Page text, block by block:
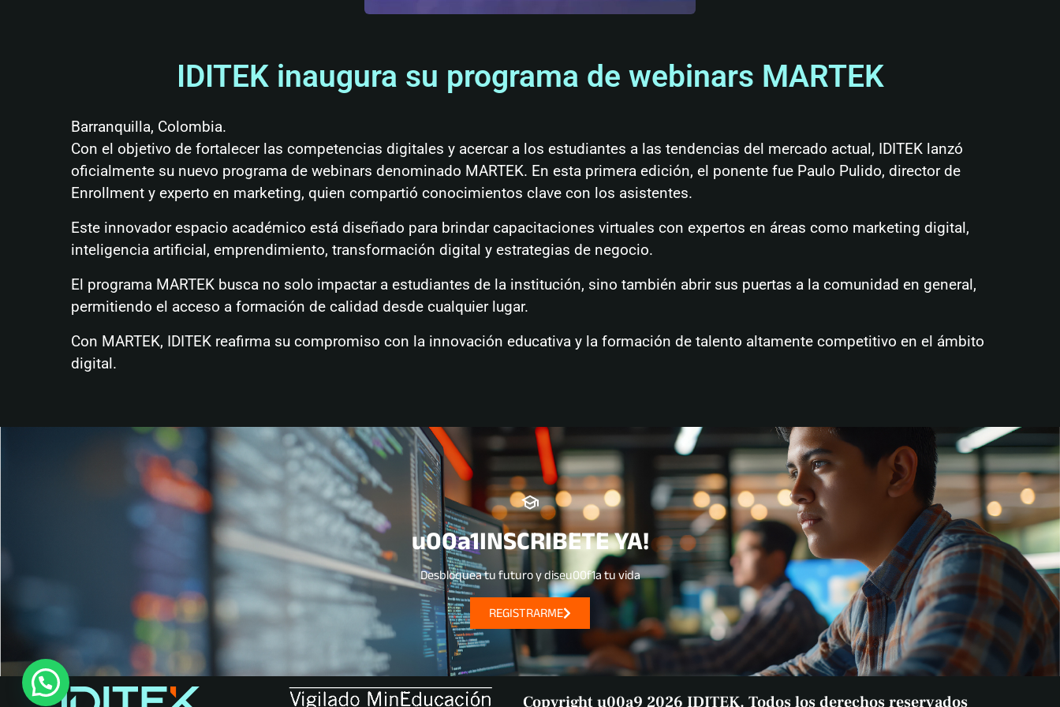
IDITEK inaugura su programa de webinars MARTEK
Barranquilla, Colombia.
Con el objetivo de fortalecer las competencias digitales y acercar a los estudiantes a las tendencias del mercado actual, IDITEK lanzó
oficialmente su nuevo programa de webinars denominado MARTEK. En esta primera edición, el ponente fue Paulo Pulido, director de
Enrollment y experto en marketing, quien compartió conocimientos clave con los asistentes.
Este innovador espacio académico está diseñado para brindar capacitaciones virtuales con expertos en áreas como marketing digital,
inteligencia artificial, emprendimiento, transformación digital y estrategias de negocio.
El programa MARTEK busca no solo impactar a estudiantes de la institución, sino también abrir sus puertas a la comunidad en general,
permitiendo el acceso a formación de calidad desde cualquier lugar.
Con MARTEK, IDITEK reafirma su compromiso con la innovación educativa y la formación de talento altamente competitivo en el ámbito
digital.
u00a1INSCRIBETE YA!
Desbloquea tu futuro y diseu00f1a tu vida
REGISTRARME
Copyright u00a9 2026 IDITEK. Todos los derechos reservados